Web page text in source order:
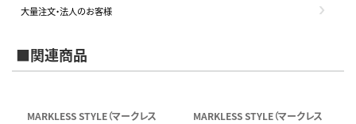
大量注文・法人のお客様
■関連商品
MARKLESS STYLE（マークレス
MARKLESS STYLE（マークレス